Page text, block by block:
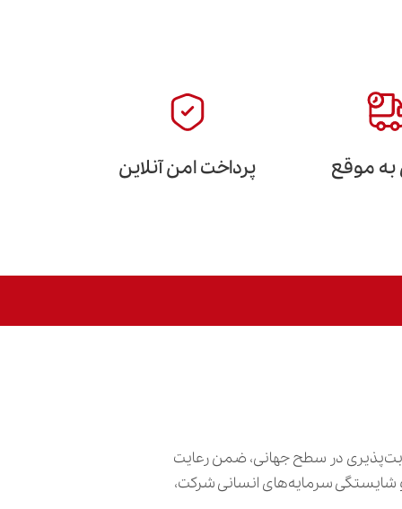
به موقع پرداخت امن آنلاین
در سطح جهانی، ضمن رعایت
و شایستگی سرمایه‌های انسانی شرکت،